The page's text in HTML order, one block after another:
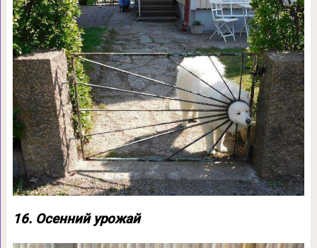
16. Осенний урожай